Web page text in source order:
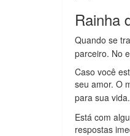
Rainha
Quando se
parceiro. No
Caso você
seu amor. O
para sua
Está com
respostas